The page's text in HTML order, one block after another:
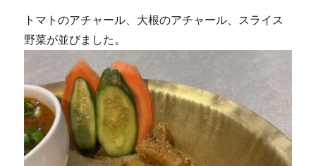
トマトのアチャール、大根のアチャール、スライス
野菜が並びました。